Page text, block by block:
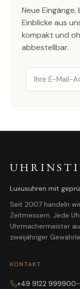
Neue
Einblicke aus
kompakt und
abbestellbar.
Email
Luxusuhren mit
Seit 2007 handeln
Zeitmessern. Jede
Uhrmachermeister
zweijähriger
KONTAKT
+49 9122